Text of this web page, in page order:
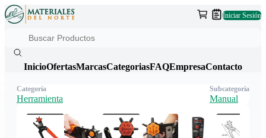
Iniciar Sesión
InicioOfertasMarcasCategoriasFAQEmpresaContacto
Categoría
Herramienta
Subcategoría
Manual